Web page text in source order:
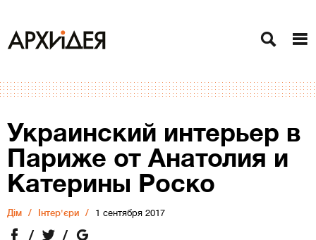
Украинский интерьер в
Париже от Анатолия и
Катерины Роско
Дiм Інтер'єри 1 сентября 2017